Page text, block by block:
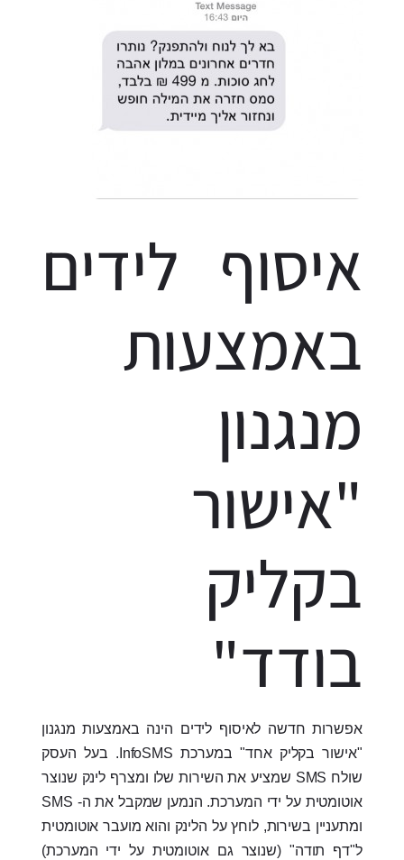
איסוף לידים
באמצעות
מנגנון
"אישור
בקליק
בודד"
אפשרות חדשה לאיסוף לידים הינה באמצעות מנגנון
"אישור בקליק אחד" במערכת InfoSMS. בעל העסק
שולח SMS שמציע את השירות שלו ומצרף לינק שנוצר
אוטומטית על ידי המערכת. הנמען שמקבל את ה- SMS
ומתעניין בשירות, לוחץ על הלינק והוא מועבר אוטומטית
ל"דף תודה" (שנוצר גם אוטומטית על ידי המערכת)